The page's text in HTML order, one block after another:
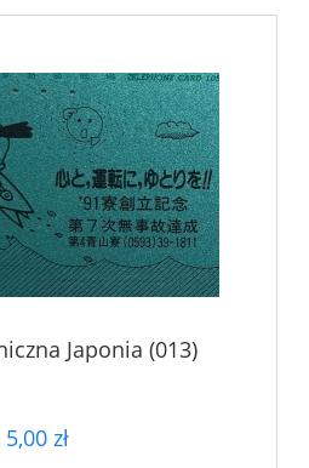
Japonia (013)
5,00 zł